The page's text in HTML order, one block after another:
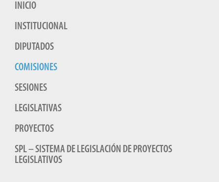
INICIO
INSTITUCIONAL
DIPUTADOS
COMISIONES
SESIONES
LEGISLATIVAS
PROYECTOS
SPL – SISTEMA DE LEGISLACIÓN DE PROYECTOS
LEGISLATIVOS